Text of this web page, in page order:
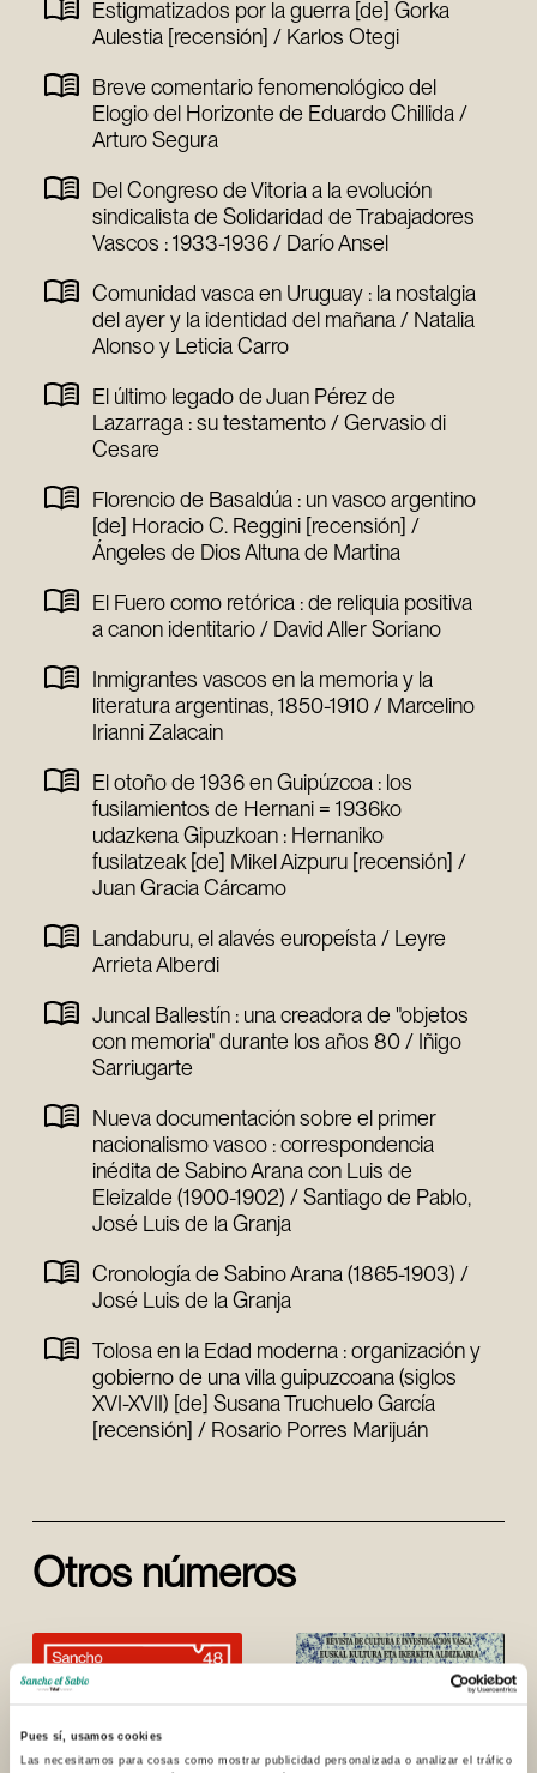
Pues sí, usamos cookies
Las necesitamos para cosas como mostrar publicidad personalizada o analizar el tráfico
Estigmatizados por la guerra [de] Gorka
Aulestia [recensión] / Karlos Otegi
Breve comentario fenomenológico del
Elogio del Horizonte de Eduardo Chillida /
Arturo Segura
Del Congreso de Vitoria a la evolución
sindicalista de Solidaridad de Trabajadores
Vascos : 1933-1936 / Darío Ansel
Comunidad vasca en Uruguay : la nostalgia
del ayer y la identidad del mañana / Natalia
Alonso y Leticia Carro
El último legado de Juan Pérez de
Lazarraga : su testamento / Gervasio di
Cesare
Florencio de Basaldúa : un vasco argentino
[de] Horacio C. Reggini [recensión] /
Ángeles de Dios Altuna de Martina
El Fuero como retórica : de reliquia positiva
a canon identitario / David Aller Soriano
Inmigrantes vascos en la memoria y la
literatura argentinas, 1850-1910 / Marcelino
Irianni Zalacain
El otoño de 1936 en Guipúzcoa : los
fusilamientos de Hernani = 1936ko
udazkena Gipuzkoan : Hernaniko
fusilatzeak [de] Mikel Aizpuru [recensión] /
Juan Gracia Cárcamo
Landaburu, el alavés europeísta / Leyre
Arrieta Alberdi
Juncal Ballestín : una creadora de "objetos
con memoria" durante los años 80 / Iñigo
Sarriugarte
Nueva documentación sobre el primer
nacionalismo vasco : correspondencia
inédita de Sabino Arana con Luis de
Eleizalde (1900-1902) / Santiago de Pablo,
José Luis de la Granja
Cronología de Sabino Arana (1865-1903) /
José Luis de la Granja
Tolosa en la Edad moderna : organización y
gobierno de una villa guipuzcoana (siglos
XVI-XVII) [de] Susana Truchuelo García
[recensión] / Rosario Porres Marijuán
Otros números